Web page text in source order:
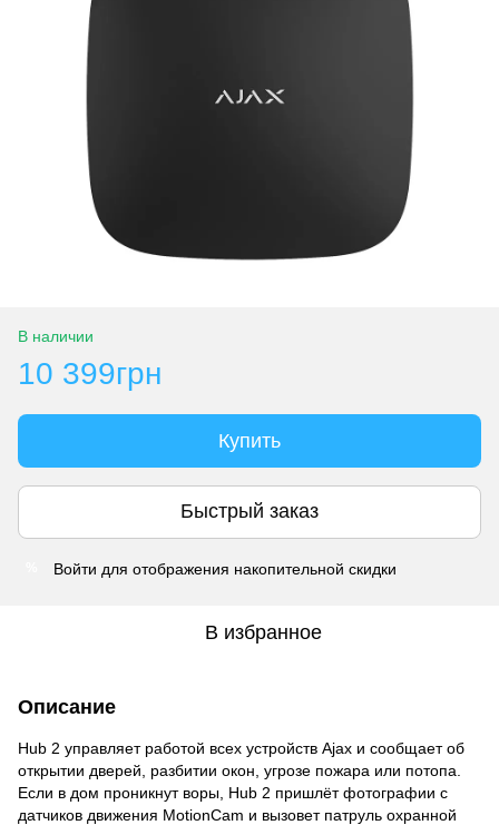
В наличии
10 399грн
Купить
Быстрый заказ
Войти для отображения накопительной скидки
В избранное
Описание
Hub 2 управляет работой всех устройств Ajax и сообщает об
открытии дверей, разбитии окон, угрозе пожара или потопа.
Если в дом проникнут воры, Hub 2 пришлёт фотографии с
датчиков движения MotionCam и вызовет патруль охранной